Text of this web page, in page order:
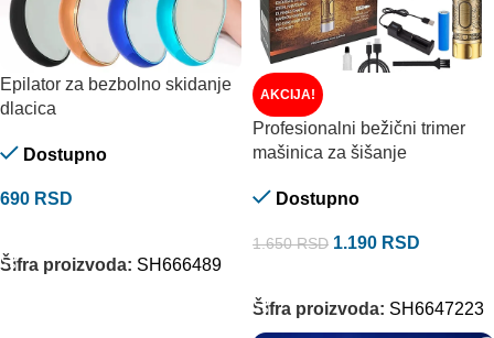
Epilator za bezbolno skidanje
dlacica
Dostupno
690 RSD
Šifra proizvoda: SH666489
AKCIJA!
Profesionalni bežični trimer
mašinica za šišanje
Dostupno
1.650RSD 1.190 RSD
Šifra proizvoda: SH6647223